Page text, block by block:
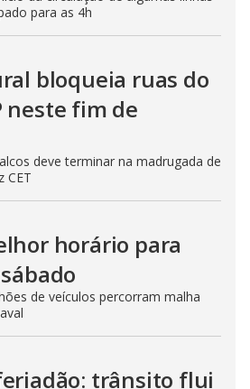
para as 4h
bloqueia ruas do
neste fim de
deve terminar na madrugada de
CET
horário para
de veículos percorram malha
trânsito flui